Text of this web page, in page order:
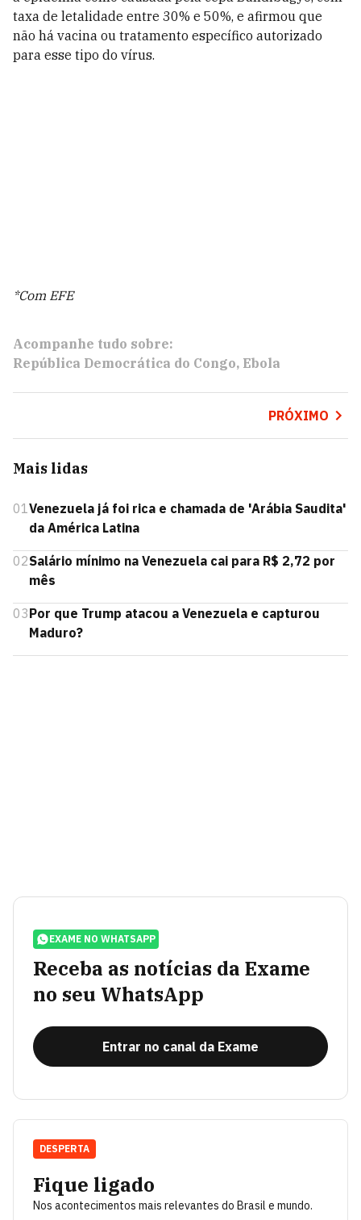
taxa de letalidade entre 30% e 50%, e afirmou que
não há vacina ou tratamento específico autorizado
para esse tipo do vírus.
*Com EFE
Acompanhe tudo sobre:
República Democrática do Congo Ebola
PRÓXIMO
Mais lidas
01Venezuela já foi rica e chamada de 'Arábia Saudita'
da América Latina
02Salário mínimo na Venezuela cai para R$ 2,72 por
mês
03Por que Trump atacou a Venezuela e capturou
Maduro?
EXAME NO WHATSAPP
Receba as notícias da Exame
no seu WhatsApp
Entrar no canal da Exame
Fique ligado
Nos acontecimentos mais relevantes do Brasil e mundo.
DESPERTA